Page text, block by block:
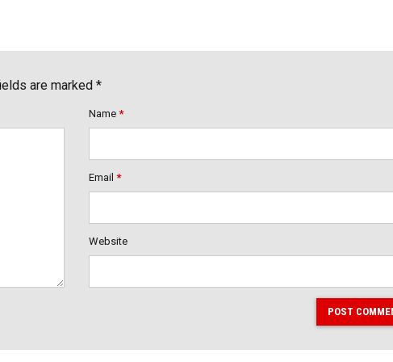
are marked *
Name *
Email *
Website
POST